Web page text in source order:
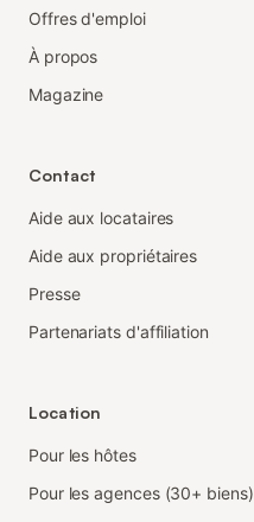
Offres d'emploi
À propos
Magazine
Contact
Aide aux locataires
Aide aux propriétaires
Presse
Partenariats d'affiliation
Location
Pour les hôtes
Pour les agences (30+ biens)